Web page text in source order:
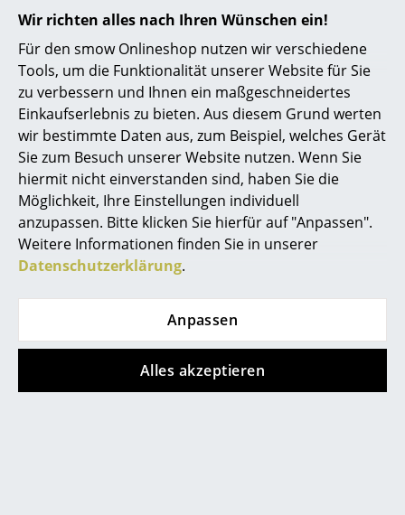
Wir richten alles nach Ihren Wünschen ein!
Für den smow Onlineshop nutzen wir verschiedene
Tools, um die Funktionalität unserer Website für Sie
zu verbessern und Ihnen ein maßgeschneidertes
Einkaufserlebnis zu bieten. Aus diesem Grund werten
wir bestimmte Daten aus, zum Beispiel, welches Gerät
Sie zum Besuch unserer Website nutzen. Wenn Sie
hiermit nicht einverstanden sind, haben Sie die
Möglichkeit, Ihre Einstellungen individuell
anzupassen. Bitte klicken Sie hierfür auf "Anpassen".
Weitere Informationen finden Sie in unserer
Datenschutzerklärung.
Anpassen
Alles akzeptieren
Kinderbetten
Nachttische & Bettzubehör
... alle Betten
Accessoires
Uhren
Spiegel
Figuren & Miniaturen
Sofort lieferbar
1 x sofort lieferbar,
Lieferzeit 1-2 Werktage
(Lieferland Deutschland)
Kartell
Okra Vase
Sofort lieferbar
Teresa Frozen
466,00 €
Sofort lieferbar